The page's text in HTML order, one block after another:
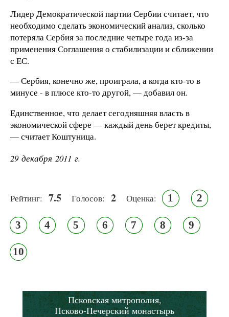
Лидер Демократической партии Сербии считает, что
необходимо сделать экономический анализ, сколько
потеряла Сербия за последние четыре года из-за
применения Соглашения о стабилизации и сближении
с ЕС.
— Сербия, конечно же, проиграла, а когда кто-то в
минусе - в плюсе кто-то другой, — добавил он.
Единственное, что делает сегодняшняя власть в
экономической сфере — каждый день берет кредиты,
— считает Коштуница.
29 декабря 2011 г.
Рейтинг: 7.5 Голосов: 2 Оценка: 1 2
3 4 5 6 7 8 9
10
Псковская митрополия,
Псково-Печерский монастырь